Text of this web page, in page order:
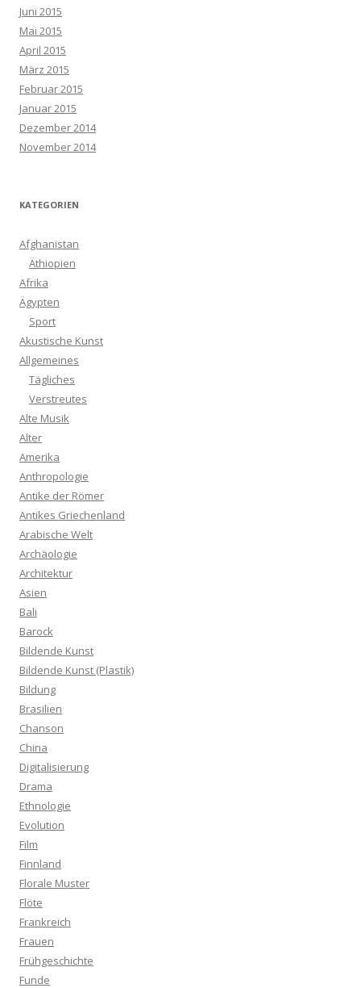
Juni 2015
Mai 2015
April 2015
März 2015
Februar 2015
Januar 2015
Dezember 2014
November 2014
KATEGORIEN
Afghanistan
Äthiopien
Afrika
Ägypten
Sport
Akustische Kunst
Allgemeines
Tägliches
Verstreutes
Alte Musik
Alter
Amerika
Anthropologie
Antike der Römer
Antikes Griechenland
Arabische Welt
Archäologie
Architektur
Asien
Bali
Barock
Bildende Kunst
Bildende Kunst (Plastik)
Bildung
Brasilien
Chanson
China
Digitalisierung
Drama
Ethnologie
Evolution
Film
Finnland
Florale Muster
Flöte
Frankreich
Frauen
Frühgeschichte
Funde